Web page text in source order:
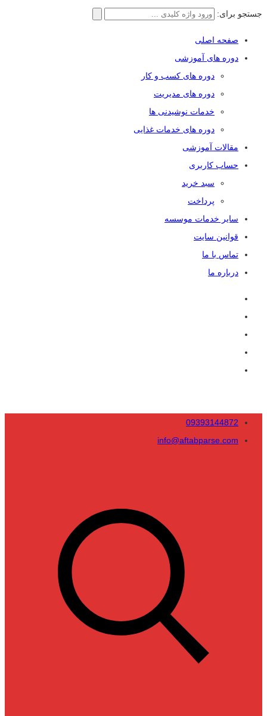
جستجو برای:
صفحه اصلی
دوره های آموزشی
دوره های کسب و کار
دوره های مدیریت
خدمات نوشیدنی ها
دوره های خدمات غذایی
مقالات آموزشی
حساب کاربری
سبد خرید
پرداخت
سایر خدمات موسسه
قوانین سایت
تماس با ما
درباره ما
09393144872
info@aftabparse.com